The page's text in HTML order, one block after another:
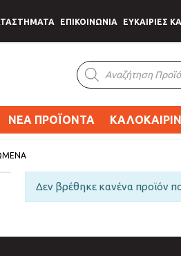
ΕΠΙΚΟΙΝΩΝΙΑ ΕΥΚΑΙΡΙΕΣ
Products
search
ΝΕΑ ΠΡΟΪΟΝΤΑ
Δεν βρέθηκε κανένα προϊόν